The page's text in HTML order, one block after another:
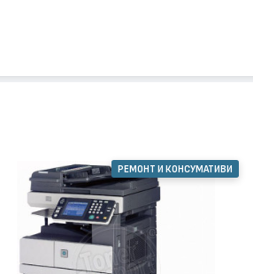
РЕМОНТ И КОНСУМАТИВИ